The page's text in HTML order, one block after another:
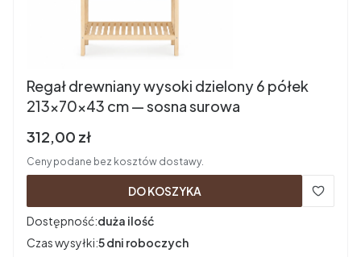
Regał drewniany wysoki dzielony 6 półek
213×70×43 cm — sosna surowa
Cena brutto
312,00 zł
Ceny podane bez kosztów dostawy.
DO KOSZYKA
Dostępność:duża ilość
Czas wysyłki:5 dni roboczych